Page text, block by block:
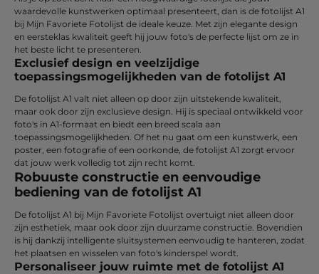
waardevolle kunstwerken optimaal presenteert, dan is de fotolijst A1
bij Mijn Favoriete Fotolijst de ideale keuze. Met zijn elegante design
en eersteklas kwaliteit geeft hij jouw foto's de perfecte lijst om ze in
het beste licht te presenteren.
Exclusief design en veelzijdige
toepassingsmogelijkheden van de fotolijst A1
De fotolijst A1 valt niet alleen op door zijn uitstekende kwaliteit,
maar ook door zijn exclusieve design. Hij is speciaal ontwikkeld voor
foto's in A1-formaat en biedt een breed scala aan
toepassingsmogelijkheden. Of het nu gaat om een kunstwerk, een
poster, een fotografie of een oorkonde, de fotolijst A1 zorgt ervoor
dat jouw werk volledig tot zijn recht komt.
Robuuste constructie en eenvoudige
bediening van de fotolijst A1
De fotolijst A1 bij Mijn Favoriete Fotolijst overtuigt niet alleen door
zijn esthetiek, maar ook door zijn duurzame constructie. Bovendien
is hij dankzij intelligente sluitsystemen eenvoudig te hanteren, zodat
het plaatsen en wisselen van foto's kinderspel wordt.
Personaliseer jouw ruimte met de fotolijst A1